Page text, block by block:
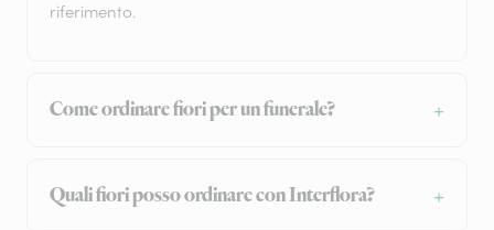
riferimento.
Come ordinare fiori per un funerale?
Quali fiori posso ordinare con Interflora?